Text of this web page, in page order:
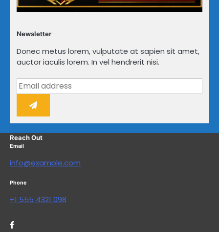
Newsletter
Donec metus lorem, vulputate at sapien sit amet,
auctor iaculis lorem. In vel hendrerit nisi.
Reach Out
Email
info@example.com
Phone
+1 555 4321 098